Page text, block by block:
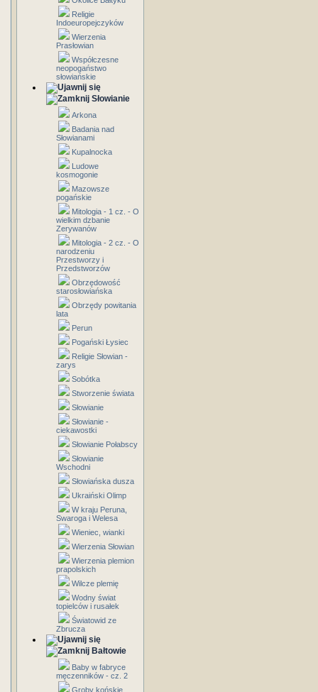
Religie
Indoeuropejczyków
Wierzenia
Prasłowian
Współczesne
neopogaństwo
słowiańskie
Słowianie
Arkona
Badania nad
Słowianami
Kupalnocka
Ludowe
kosmogonie
Mazowsze
pogańskie
Mitologia - 1 cz. - O
wielkim dzbanie
Zerywanów
Mitologia - 2 cz. - O
narodzeniu
Przestworzy i
Przedstworzów
Obrzędowość
starosłowiańska
Obrzędy powitania
lata
Perun
Pogański Łysiec
Religie Słowian -
zarys
Sobótka
Stworzenie świata
Słowianie
Słowianie -
ciekawostki
Słowianie Połabscy
Słowianie
Wschodni
Słowiańska dusza
Ukraiński Olimp
W kraju Peruna,
Swaroga i Welesa
Wieniec, wianki
Wierzenia Słowian
Wierzenia plemion
prapolskich
Wilcze plemię
Wodny świat
topielców i rusałek
Światowid ze
Zbrucza
Bałtowie
Baby w fabryce
męczenników - cz. 2
Groby końskie